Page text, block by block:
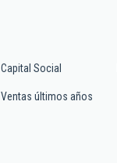
Capital Social
Ventas últimos años